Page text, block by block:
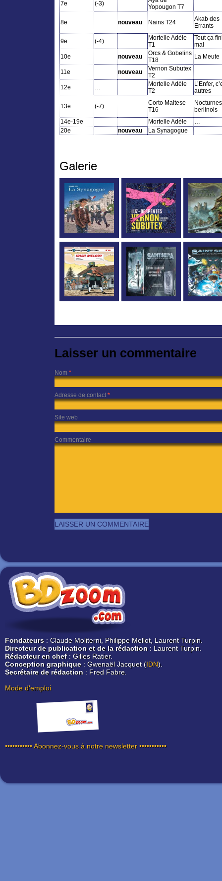
7e (-3)
Yopougon T7
8e nouveau Nains T24
Akab des
Errants
9e (-4)
Mortelle Adèle
T1
Tout ça
mal
10e
nouveau
Orcs & Gobelins
T18
La Meute
11e nouveau
Vernon Subutex
T2
12e
Mortelle Adèle
T2
L’Enfer,
autres
13e (-7)
Corto Maltese
T16
Nocturnes
berlinois
14e-19e
Mortelle Adèle
20e
nouveau La Synagogue
Galerie
Laisser un commentaire
Nom *
Adresse de contact *
Site web
Commentaire
Fondateurs : Claude Moliterni, Philippe Mellot, Laurent Turpin.
Directeur de publication et de la rédaction : Laurent Turpin.
Rédacteur en chef: Gilles Ratier.
Conception graphique: Gwenaël Jacquet (IDN).
Secrétaire de rédaction : Fred Fabre.
Mode d'emploi
••••••••••• Abonnez-vous à notre newsletter •••••••••••